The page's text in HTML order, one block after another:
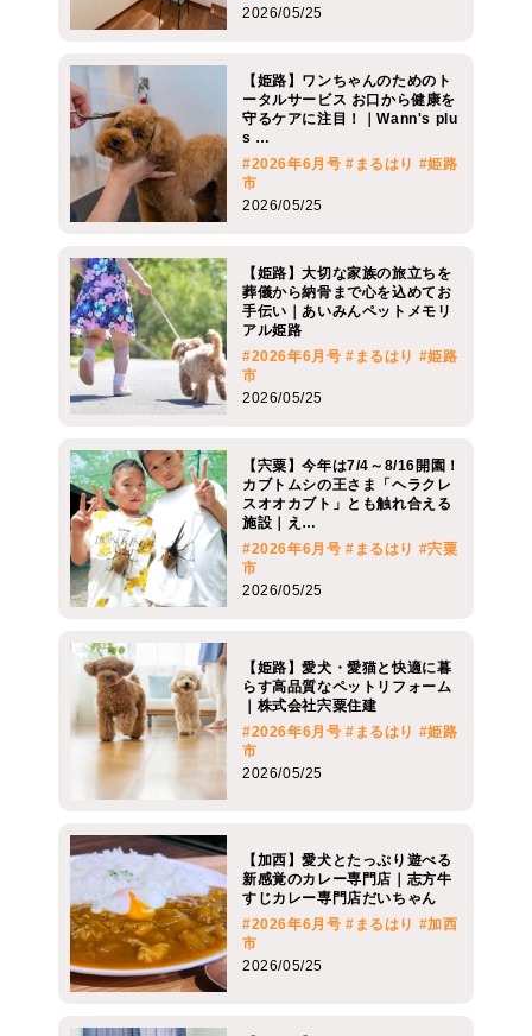
2026/05/25
【姫路】ワンちゃんのためのト
ータルサービス お口から健康を
守るケアに注目！｜Wann's plu
s …
#2026年6月号 #まるはり #姫路
市
2026/05/25
【姫路】大切な家族の旅立ちを
葬儀から納骨まで心を込めてお
手伝い｜あいみんペットメモリ
アル姫路
#2026年6月号 #まるはり #姫路
市
2026/05/25
【宍粟】今年は7/4～8/16開園！
カブトムシの王さま「ヘラクレ
スオオカブト」とも触れ合える
施設｜え…
#2026年6月号 #まるはり #宍粟
市
2026/05/25
【姫路】愛犬・愛猫と快適に暮
らす高品質なペットリフォーム
｜株式会社宍粟住建
#2026年6月号 #まるはり #姫路
市
2026/05/25
【加西】愛犬とたっぷり遊べる
新感覚のカレー専門店｜志方牛
すじカレー専門店だいちゃん
#2026年6月号 #まるはり #加西
市
2026/05/25